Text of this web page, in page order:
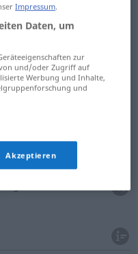
, dungeon
< PL
Impressum.
Daten, um
zur
und/oder Zugriff auf
Werbung und Inhalte,
und
Akzeptieren